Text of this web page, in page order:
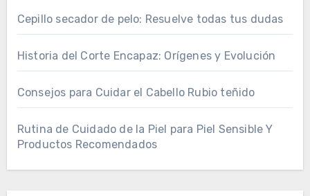
Cepillo secador de pelo: Resuelve todas tus dudas
Historia del Corte Encapaz: Orígenes y Evolución
Consejos para Cuidar el Cabello Rubio teñido
Rutina de Cuidado de la Piel para Piel Sensible Y
Productos Recomendados